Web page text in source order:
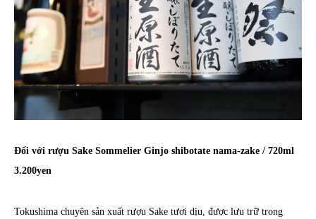
Đối với rượu Sake Sommelier Ginjo shibotate nama-zake / 720ml
3.200yen
Tokushima chuyên sản xuất rượu Sake tươi dịu, được lưu trữ trong